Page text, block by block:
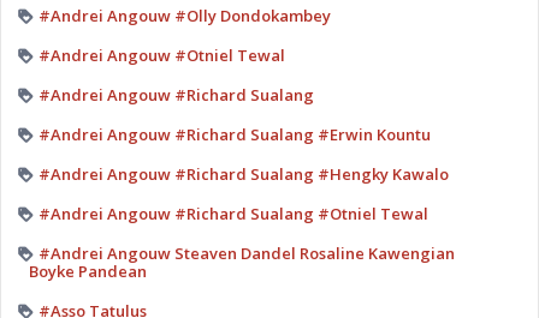
#Andrei Angouw #Olly Dondokambey
#Andrei Angouw #Otniel Tewal
#Andrei Angouw #Richard Sualang
#Andrei Angouw #Richard Sualang #Erwin Kountu
#Andrei Angouw #Richard Sualang #Hengky Kawalo
#Andrei Angouw #Richard Sualang #Otniel Tewal
#Andrei Angouw Steaven Dandel Rosaline Kawengian
Boyke Pandean
#Asso Tatulus